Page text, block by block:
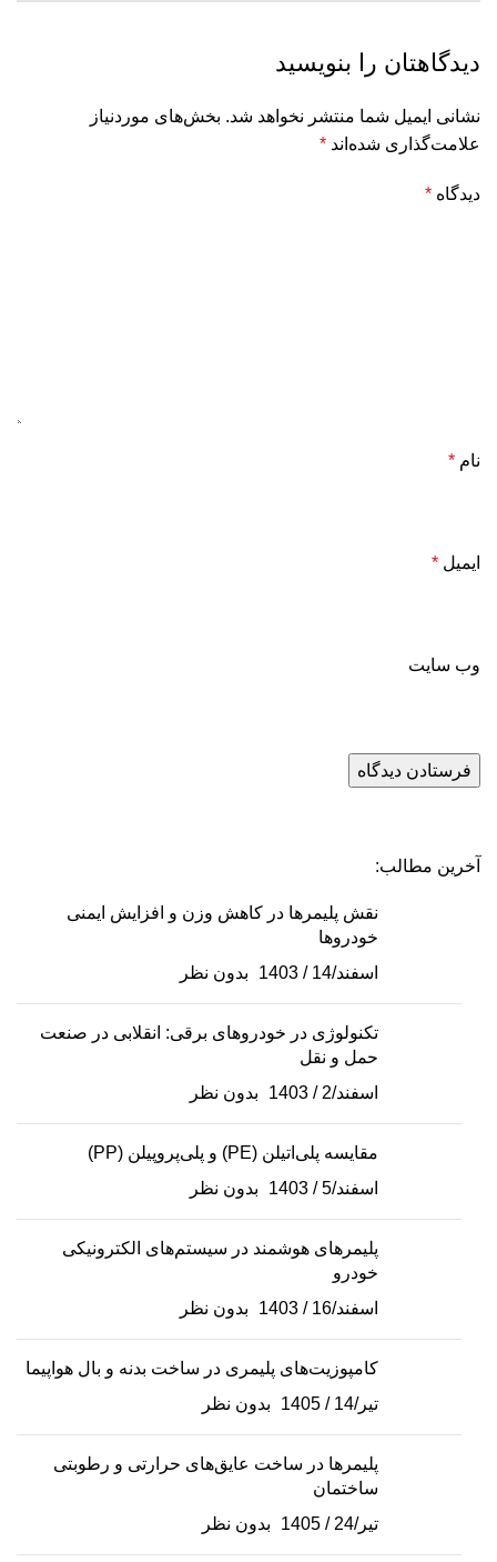
دیدگاهتان را بنویسید
نشانی ایمیل شما منتشر نخواهد شد. بخش‌های موردنیاز
علامت‌گذاری شده‌اند *
دیدگاه *
نام *
ایمیل *
وب‌ سایت
آخرین مطالب:
نقش پلیمرها در کاهش وزن و افزایش ایمنی
خودروها
اسفند/14 / 1403
بدون نظر
تکنولوژی در خودروهای برقی: انقلابی در صنعت
حمل و نقل
اسفند/2 / 1403
بدون نظر
مقایسه پلی‌اتیلن (PE) و پلی‌پروپیلن (PP)
اسفند/5 / 1403
بدون نظر
پلیمرهای هوشمند در سیستم‌های الکترونیکی
خودرو
اسفند/16 / 1403
بدون نظر
کامپوزیت‌های پلیمری در ساخت بدنه و بال هواپیما
تیر/14 / 1405
بدون نظر
پلیمرها در ساخت عایق‌های حرارتی و رطوبتی
ساختمان
تیر/24 / 1405
بدون نظر